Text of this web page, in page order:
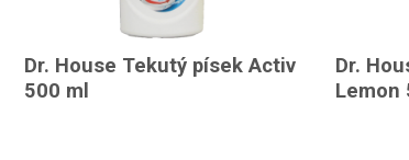
Dr. House Tekutý písek Activ
500 ml
Dr.
Lemon